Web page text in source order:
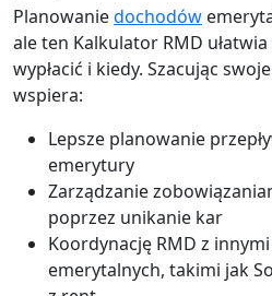
Planowaniedochodów
ale ten Kalkulator RMD
wypłacić i kiedy. Szacując
wspiera:
Lepsze planowanie
emerytury
Zarządzanie
poprzez unikanie kar
Koordynację RMD z
emerytalnych, takimi jak